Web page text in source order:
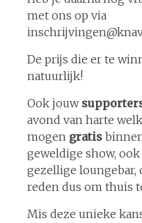
met ons op via
De prijs die er te
natuurlijk!
Ook jouw
avond van harte
mogen gratis
geweldige show,
gezellige loungebar,
reden dus om thuis
Mis deze unieke